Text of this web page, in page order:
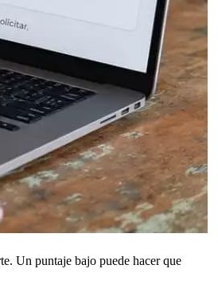
Un puntaje bajo puede hacer que